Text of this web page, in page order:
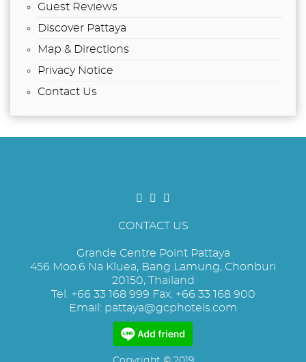
Guest Reviews
Discover Pattaya
Map & Directions
Privacy Notice
Contact Us
CONTACT US
Grande Centre Point Pattaya
456 Moo.6 Na Kluea, Bang Lamung, Chonburi
20150, Thailand
Tel. +66 33 168 999 Fax. +66 33 168 900
Email: pattaya@gcphotels.com